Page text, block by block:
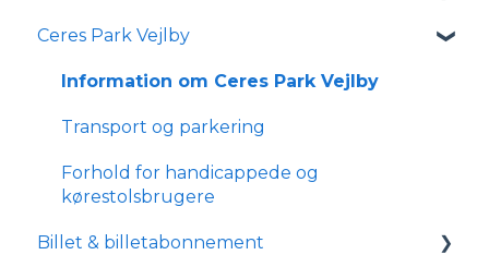
Om Klub Aros
Hvad indeholder Klub Aros?
Tilmelding og medlemskab
Ceres Park Vejlby
Information om Ceres Park Vejlby
Transport og parkering
Forhold for handicappede og
kørestolsbrugere
Billet & billetabonnement